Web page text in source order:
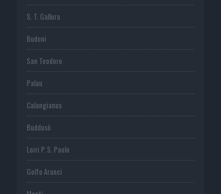
S. T. Gallura
Budoni
San Teodoro
Palau
Calangianus
Buddusò
Loiri P. S. Paolo
Golfo Aranci